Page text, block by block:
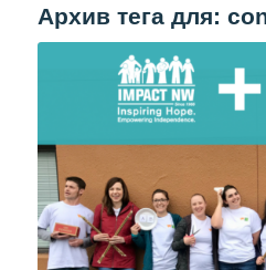
Архив тега для: